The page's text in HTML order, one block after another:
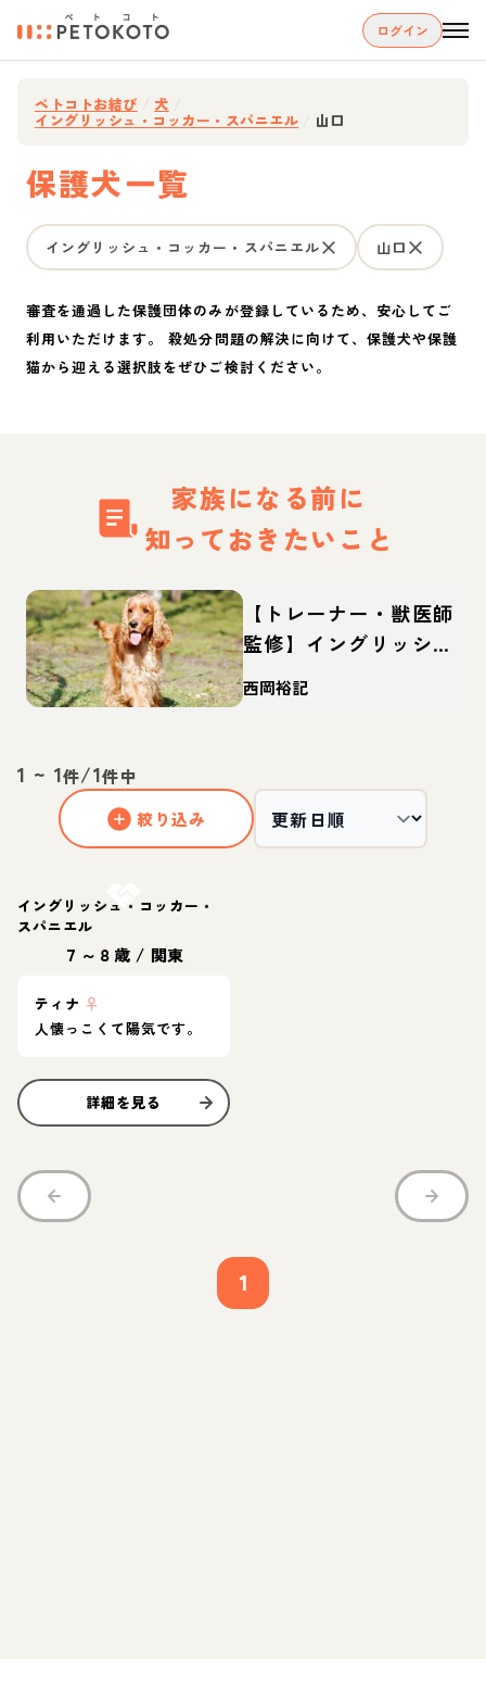
ログイン
ペトコトお結び 犬
イングリッシュ・コッカー・スパニエル 山口
保護犬一覧
イングリッシュ・コッカー・スパニエル 山口
審査を通過した保護団体のみが登録しているため、安心してご
利用いただけます。 殺処分問題の解決に向けて、保護犬や保護
猫から迎える選択肢をぜひご検討ください。
家族になる前に
知っておきたいこと
【トレーナー・獣医師
監修】イングリッシュ
コッカースパニエルっ
てどんな犬？性格・特
西岡裕記
1 ~ 1件/1件中
絞り込み
イングリッシュ・コッカー・
スパニエル
７～８歳 / 関東
ティナ ♀
人懐っこくて陽気です。
詳細を見る
1